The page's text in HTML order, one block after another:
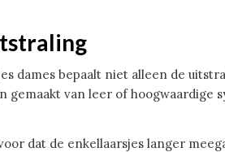
dames bepaalt niet alleen de
gemaakt van leer of
dat de enkellaarsjes langer